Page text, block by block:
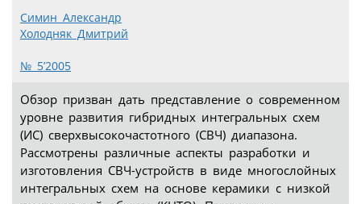
Симин Александр
Холодняк Дмитрий
№ 5’2005
Обзор призван дать представление о современном
уровне развития гибридных интегральных схем
(ИС) сверхвысокочастотного (СВЧ) диапазона.
Рассмотрены различные аспекты разработки и
изготовления СВЧ-устройств в виде многослойных
интегральных схем на основе керамики с низкой